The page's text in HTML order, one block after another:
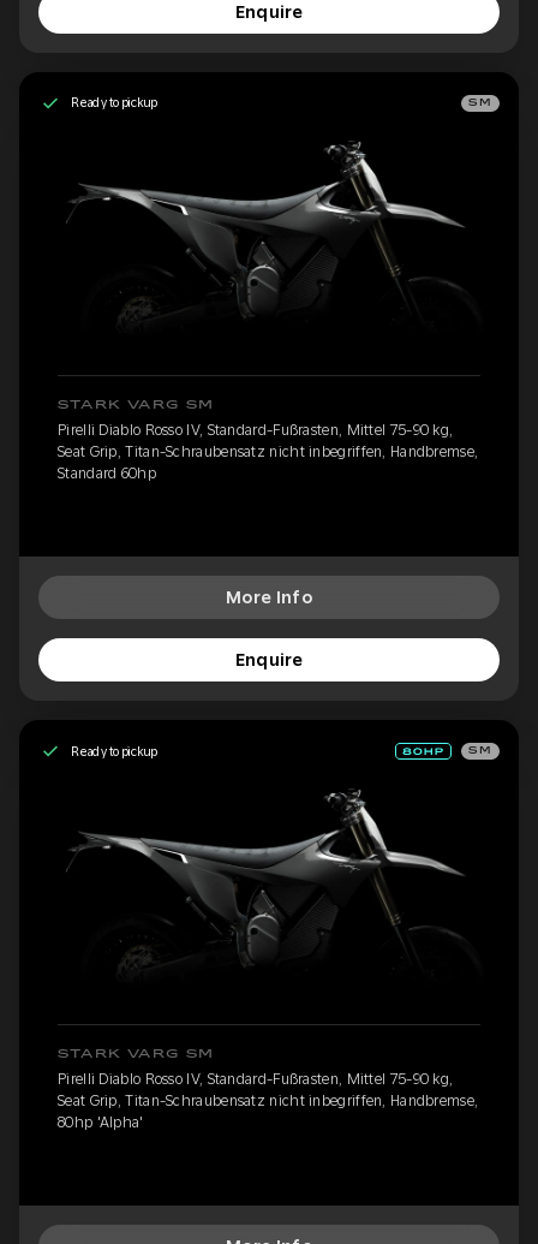
Enquire
Ready to pickup SM
STARK VARG SM
Pirelli Diablo Rosso IV, Standard-Fußrasten, Mittel 75-90 kg,
Seat Grip, Titan-Schraubensatz nicht inbegriffen, Handbremse,
Standard 60hp
More Info
Enquire
Ready to pickup SM
STARK VARG SM
Pirelli Diablo Rosso IV, Standard-Fußrasten, Mittel 75-90 kg,
Seat Grip, Titan-Schraubensatz nicht inbegriffen, Handbremse,
80hp 'Alpha'